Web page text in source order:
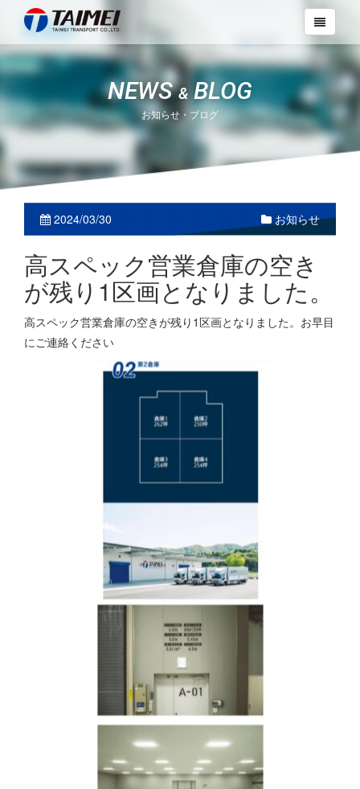
NEWS&BLOG
お知らせ・ブログ
2024/03/30 お知らせ
高スペック営業倉庫の空き
が残り1区画となりました。
高スペック営業倉庫の空きが残り1区画となりました。お早目
にご連絡ください